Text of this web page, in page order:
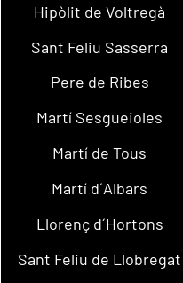
Hipòlit de Voltregà
Sant Feliu Sasserra
Pere de Ribes
Martí Sesgueioles
Martí de Tous
Martí d´Albars
Llorenç d´Hortons
Sant Feliu de Llobregat